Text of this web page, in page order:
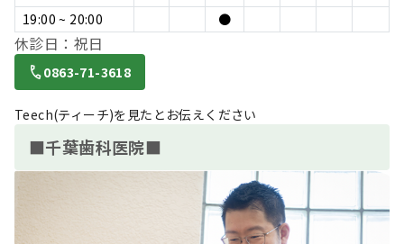
19:00 ~ 20:00
●
休診日：祝日
0863-71-3618
Teech(ティーチ)を見たとお伝えください
■千葉歯科医院■